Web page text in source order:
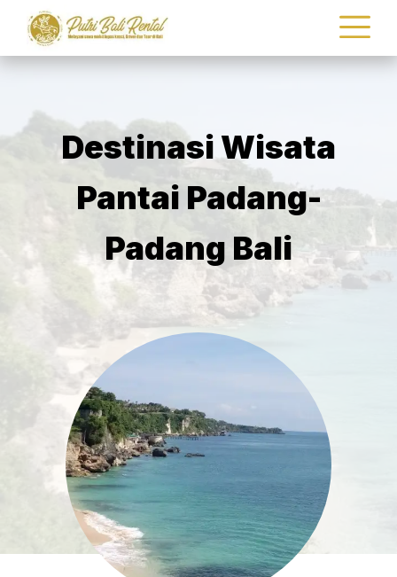
Destinasi Wisata
Pantai Padang-
Padang Bali